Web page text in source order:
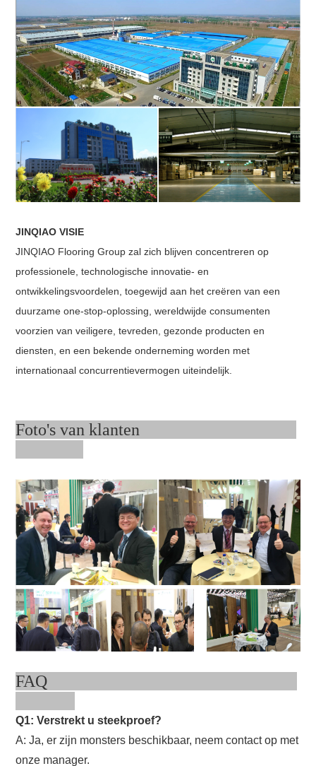
JINQIAO VISIE
JINQIAO Flooring Group zal zich blijven concentreren op
professionele, technologische innovatie- en
ontwikkelingsvoordelen, toegewijd aan het creëren van een
duurzame one-stop-oplossing, wereldwijde consumenten
voorzien van veiligere, tevreden, gezonde producten en
diensten, en een bekende onderneming worden met
internationaal concurrentievermogen uiteindelijk.
Foto's van klanten
FAQ
Q1: Verstrekt u steekproef?
A: Ja, er zijn monsters beschikbaar, neem contact op met
onze manager.